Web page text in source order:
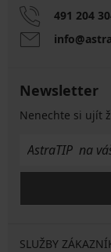
491 204
Newsletter
Nenechte si ujít
SLUŽBY